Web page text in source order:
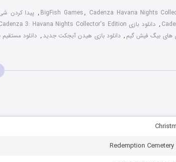
BigFish Games, Cadenza Havana Nights
, پیدا کردن
, دانلود بازی Cadenza 3: Havana Nights Collector's Edition
های بيگ فيش گيم , دانلود بازی هيدن آبجکت جديد ,